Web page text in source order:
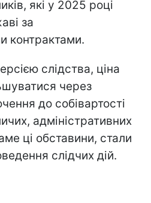
які у 2025 році
за
контрактами.
слідства, ціна
через
до собівартості
адміністративних
ці обставини, стали
слідчих дій.